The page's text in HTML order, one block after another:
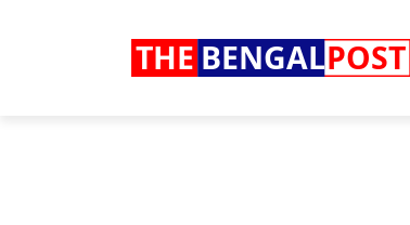
THE BENGALPOST